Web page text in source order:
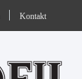
Kontakt